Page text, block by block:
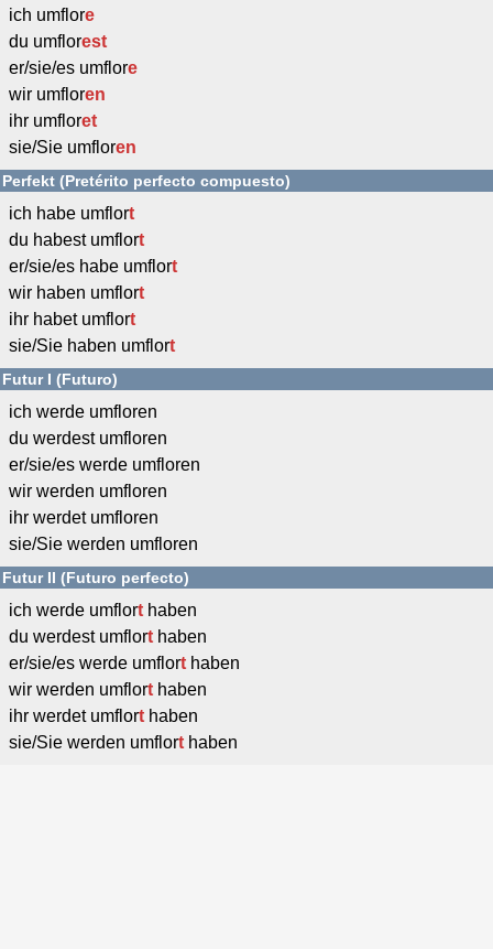
ich umflore
du umflorest
er/sie/es umflore
wir umfloren
ihr umfloret
sie/Sie umfloren
Perfekt (Pretérito perfecto compuesto)
ich habe umflort
du habest umflort
er/sie/es habe umflort
wir haben umflort
ihr habet umflort
sie/Sie haben umflort
Futur I (Futuro)
ich werde umfloren
du werdest umfloren
er/sie/es werde umfloren
wir werden umfloren
ihr werdet umfloren
sie/Sie werden umfloren
Futur II (Futuro perfecto)
ich werde umflort haben
du werdest umflort haben
er/sie/es werde umflort haben
wir werden umflort haben
ihr werdet umflort haben
sie/Sie werden umflort haben